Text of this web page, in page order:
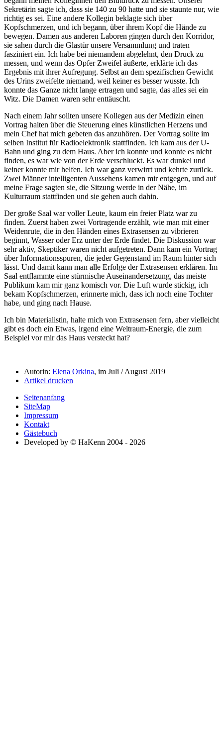
Sekretärin sagte ich, dass sie 140 zu 90 hatte und sie staunte nur, wie
richtig es sei. Eine andere Kollegin beklagte sich über
Kopfschmerzen, und ich begann, über ihrem Kopf die Hände zu
bewegen. Damen aus anderen Laboren gingen durch den Korridor,
sie sahen durch die Glastür unsere Versammlung und traten
fasziniert ein. Ich habe bei niemandem abgelehnt, den Druck zu
messen, und wenn das Opfer Zweifel äußerte, erklärte ich das
Ergebnis mit ihrer Aufregung. Selbst an dem spezifischen Gewicht
des Urins zweifelte niemand, weil keiner es besser wusste. Ich
konnte das Ganze nicht lange ertragen und sagte, das alles sei ein
Witz. Die Damen waren sehr enttäuscht.
Nach einem Jahr sollten unsere Kollegen aus der Medizin einen
Vortrag halten über die Steuerung eines künstlichen Herzens und
mein Chef hat mich gebeten das anzuhören. Der Vortrag sollte im
selben Institut für Radioelektronik stattfinden. Ich kam aus der U-
Bahn und ging zu dem Haus. Aber ich konnte und konnte es nicht
finden, es war wie von der Erde verschluckt. Es war dunkel und
keiner konnte mir helfen. Ich war ganz verwirrt und kehrte zurück.
Zwei Männer intelligenten Aussehens kamen mir entgegen, und auf
meine Frage sagten sie, die Sitzung werde in der Nähe, im
Kulturraum stattfinden und sie gehen auch dahin.
Der große Saal war voller Leute, kaum ein freier Platz war zu
finden. Zuerst haben zwei Vortragende erzählt, wie man mit einer
Weidenrute, die in den Händen eines Extrasensen zu vibrieren
beginnt, Wasser oder Erz unter der Erde findet. Die Diskussion war
sehr aktiv, Skeptiker waren nicht aufgetreten. Dann kam ein Vortrag
über Informationsspuren, die jeder Gegenstand im Raum hinter sich
lässt. Und damit kann man alle Erfolge der Extrasensen erklären. Im
Saal entflammte eine stürmische Auseinandersetzung, das meiste
Publikum kam mir ganz komisch vor. Die Luft wurde stickig, ich
bekam Kopfschmerzen, erinnerte mich, dass ich noch eine Tochter
habe, und ging nach Hause.
Ich bin Materialistin, halte mich von Extrasensen fern, aber vielleicht
gibt es doch ein Etwas, irgend eine Weltraum-Energie, die zum
Beispiel vor mir das Haus versteckt hat?
Autorin: Elena Orkina, im Juli / August 2019
Artikel drucken
Seitenanfang
SiteMap
Impressum
Kontakt
Gästebuch
Developed by © HaKenn 2004 - 2026